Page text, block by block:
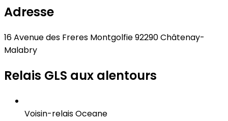
Adresse
16 Avenue des Freres Montgolfie 92290 Châtenay-
Malabry
Relais GLS aux alentours
Voisin-relais Oceane